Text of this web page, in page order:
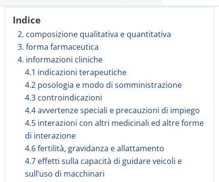
Indice
2. composizione qualitativa e quantitativa
3. forma farmaceutica
4. informazioni cliniche
4.1 indicazioni terapeutiche
4.2 posologia e modo di somministrazione
4.3 controindicazioni
4.4 avvertenze speciali e precauzioni di impiego
4.5 interazioni con altri medicinali ed altre forme
di interazione
4.6 fertilità, gravidanza e allattamento
4.7 effetti sulla capacità di guidare veicoli e
sull’uso di macchinari